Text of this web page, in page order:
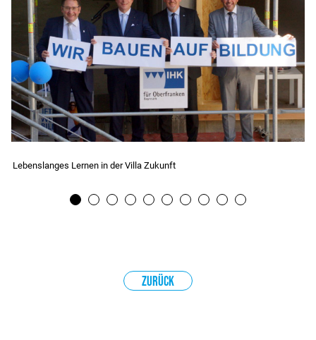
Wirtschaft und Finanzen
1 2 3 4
Zurück